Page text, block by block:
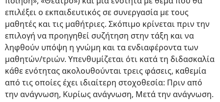
επιλέξει ο εκπαιδευτικός σε συνεργασία με τους
μαθητές και τις μαθήτριες. Σκόπιμο κρίνεται πριν την
επιλογή να προηγηθεί συζήτηση στην τάξη και να
ληφθούν υπόψη η γνώμη και τα ενδιαφέροντα των
μαθητών/τριών. Υπενθυμίζεται ότι κατά τη διδασκαλία
κάθε ενότητας ακολουθούνται τρεις φάσεις, καθεμία
από τις οποίες έχει ιδιαίτερη στοχοθεσία: Πριν από
την ανάγνωση, Κυρίως ανάγνωση, Μετά την ανάγνωση.